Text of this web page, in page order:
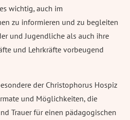
wichtig, auch im
zu informieren und zu begleiten
und Jugendliche als auch ihre
und Lehrkräfte vorbeugend
der Christophorus Hospiz
und Möglichkeiten, die
Trauer für einen pädagogischen